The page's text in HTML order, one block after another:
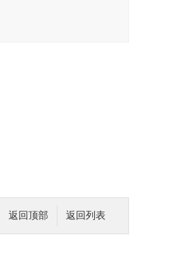
返回列表
返回顶部